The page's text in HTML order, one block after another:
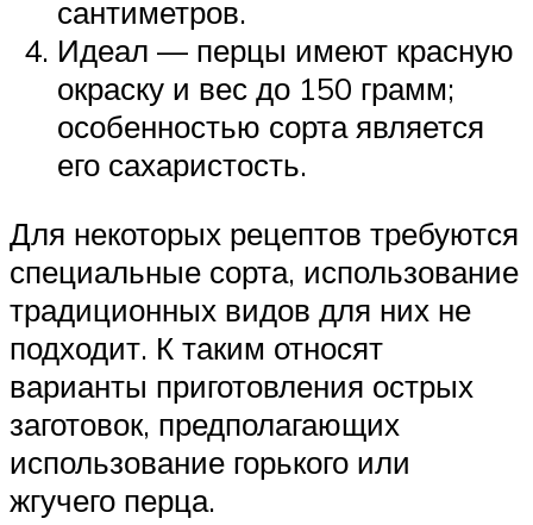
сантиметров.
Идеал — перцы имеют красную
окраску и вес до 150 грамм;
особенностью сорта является
его сахаристость.
Для некоторых рецептов требуются
специальные сорта, использование
традиционных видов для них не
подходит. К таким относят
варианты приготовления острых
заготовок, предполагающих
использование горького или
жгучего перца.